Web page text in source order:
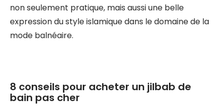
non seulement pratique, mais aussi une belle
expression du style islamique dans le domaine de la
mode balnéaire.
8 conseils pour acheter un jilbab de
bain pas cher